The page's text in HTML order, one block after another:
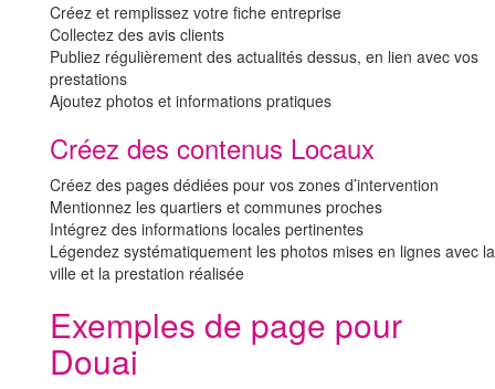
Créez et remplissez votre fiche entreprise
Collectez des avis clients
Publiez régulièrement des actualités dessus, en lien avec vos
prestations
Ajoutez photos et informations pratiques
Créez des contenus Locaux
Créez des pages dédiées pour vos zones d’intervention
Mentionnez les quartiers et communes proches
Intégrez des informations locales pertinentes
Légendez systématiquement les photos mises en lignes avec la
ville et la prestation réalisée
Exemples de page pour
Douai